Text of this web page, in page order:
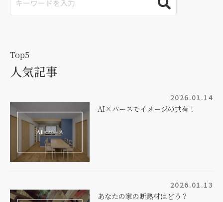
Top5
人気記事
2026.01.14
AI×パースでイメージの共有！
2026.01.13
あなたの家の断熱材はどう？